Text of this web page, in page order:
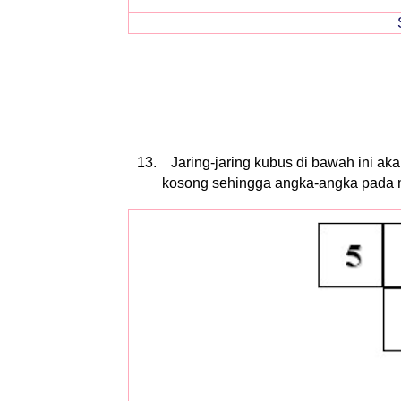
13.
Jaring-jaring kubus di bawah ini
kosong sehingga angka-angka